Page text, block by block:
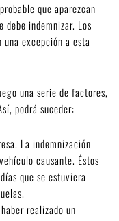
que aparezcan
debe indemnizar. Los
excepción a esta
una serie de factores,
podrá suceder:
La indemnización
causante. Éstos
que se estuviera
realizado un